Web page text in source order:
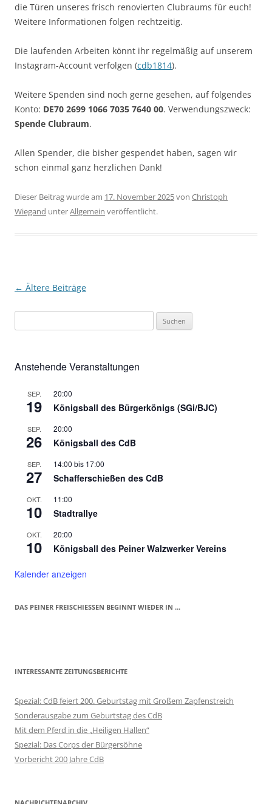
die Türen unseres frisch renovierten Clubraums für euch!
Weitere Informationen folgen rechtzeitig.
Die laufenden Arbeiten könnt ihr regelmäßig auf unserem
Instagram-Account verfolgen (cdb1814).
Weitere Spenden sind noch gerne gesehen, auf folgendes
Konto: DE70 2699 1066 7035 7640 00. Verwendungszweck:
Spende Clubraum.
Allen Spender, die bisher gespendet haben, sagen wir
schon einmal ganz herzlichen Dank!
Dieser Beitrag wurde am 17. November 2025von Christoph
Wiegand unterAllgemein veröffentlicht.
Beitragsnavigation
← Ältere Beiträge
nach:
Anstehende Veranstaltungen
SEP.
19
20:00
Königsball des Bürgerkönigs (SGi/BJC)
SEP.
26
20:00
Königsball des CdB
SEP.
27
14:00 bis 17:00
Schafferschießen des CdB
OKT.
10
11:00
Stadtrallye
OKT.
10
20:00
Königsball des Peiner Walzwerker Vereins
Kalender anzeigen
DAS PEINER FREISCHIESSEN BEGINNT WIEDER IN ...
INTERESSANTE ZEITUNGSBERICHTE
Spezial: CdB feiert 200. Geburtstag mit Großem Zapfenstreich
Sonderausgabe zum Geburtstag des CdB
Mit dem Pferd in die „Heiligen Hallen“
Spezial: Das Corps der Bürgersöhne
Vorbericht 200 Jahre CdB